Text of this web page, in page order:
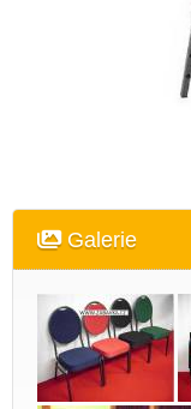
Galerie